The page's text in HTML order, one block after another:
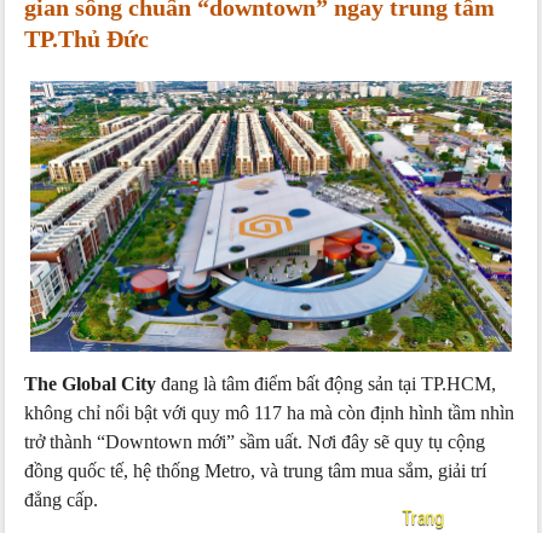
Trang
gian sống chuẩn “downtown” ngay trung tâm
TP.Thủ Đức
The Global City đang là tâm điểm bất động sản tại TP.HCM,
không chỉ nổi bật với quy mô 117 ha mà còn định hình tầm nhìn
trở thành “Downtown mới” sầm uất. Nơi đây sẽ quy tụ cộng
đồng quốc tế, hệ thống Metro, và trung tâm mua sắm, giải trí
đẳng cấp.